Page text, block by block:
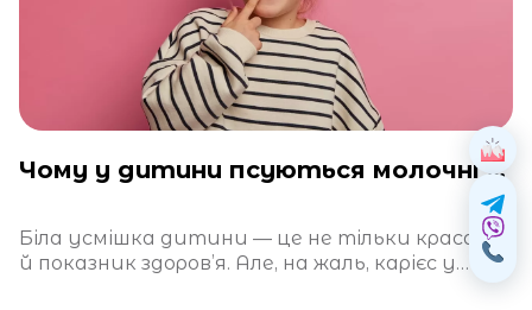
Чому у дитини псуються молочні зуби?
Біла усмішка дитини — це не тільки краса, а
й показник здоров’я. Але, на жаль, карієс у